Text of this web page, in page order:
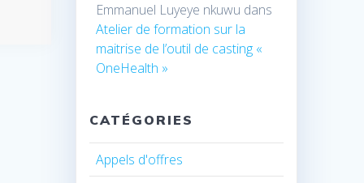
Emmanuel Luyeye nkuwu dans
Atelier de formation sur la
maitrise de l’outil de casting «
OneHealth »
CATÉGORIES
Appels d'offres